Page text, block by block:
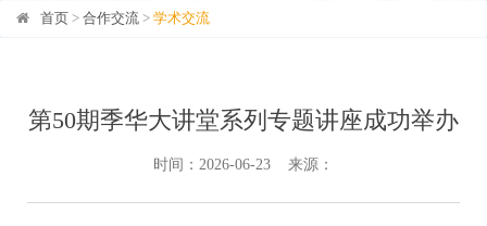
首页 > 合作交流 > 学术交流
第50期季华大讲堂系列专题讲座成功举办
时间：2026-06-23 来源：